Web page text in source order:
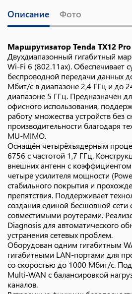
Описание Фото
Маршрутизатор Tenda TX12 Pro
Двухдиапазонный гигабитный
Wi‑Fi 6 (802.11ax). Обеспечивает
беспроводной передачи данных
Мбит/с в диапазоне 2,4 ГГц и до
диапазоне 5 ГГц. Предназначен
офисного использования,
работу множества устройств без
производительности благодаря
MU‑MIMO.
Оснащён четырёхъядерным
6756 с частотой 1,7 ГГц.
внешних антенн с
четыре усилителя мощности
стабильного покрытия и
препятствия. Поддерживает
создания единой бесшовной сети
совместимыми роутерами.
Diagnosis для автоматического
устранения сетевых проблем.
Оборудован одним гигабитным
гигабитными LAN-портами для
со скоростью до 1000 Мбит/с.
Multi‑WAN с балансировкой
каналов.